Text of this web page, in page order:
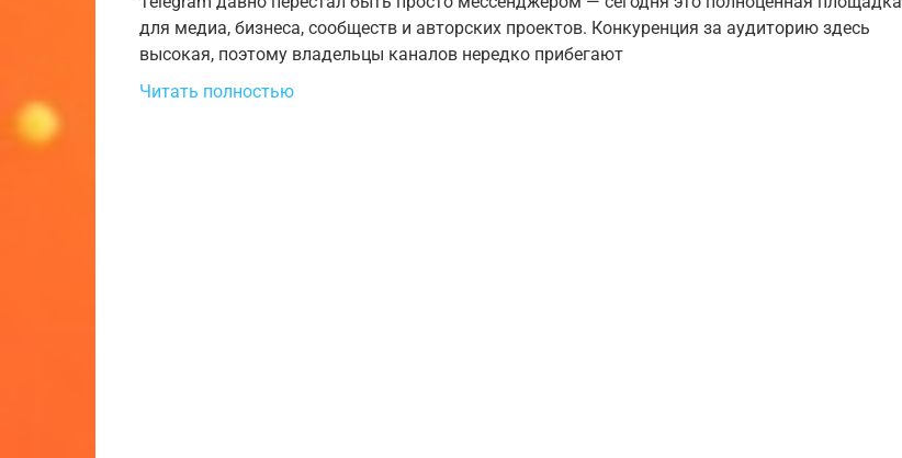
для медиа, бизнеса, сообществ и авторских проектов. Конкуренция за аудиторию здесь
высокая, поэтому владельцы каналов нередко прибегают
Читать полностью